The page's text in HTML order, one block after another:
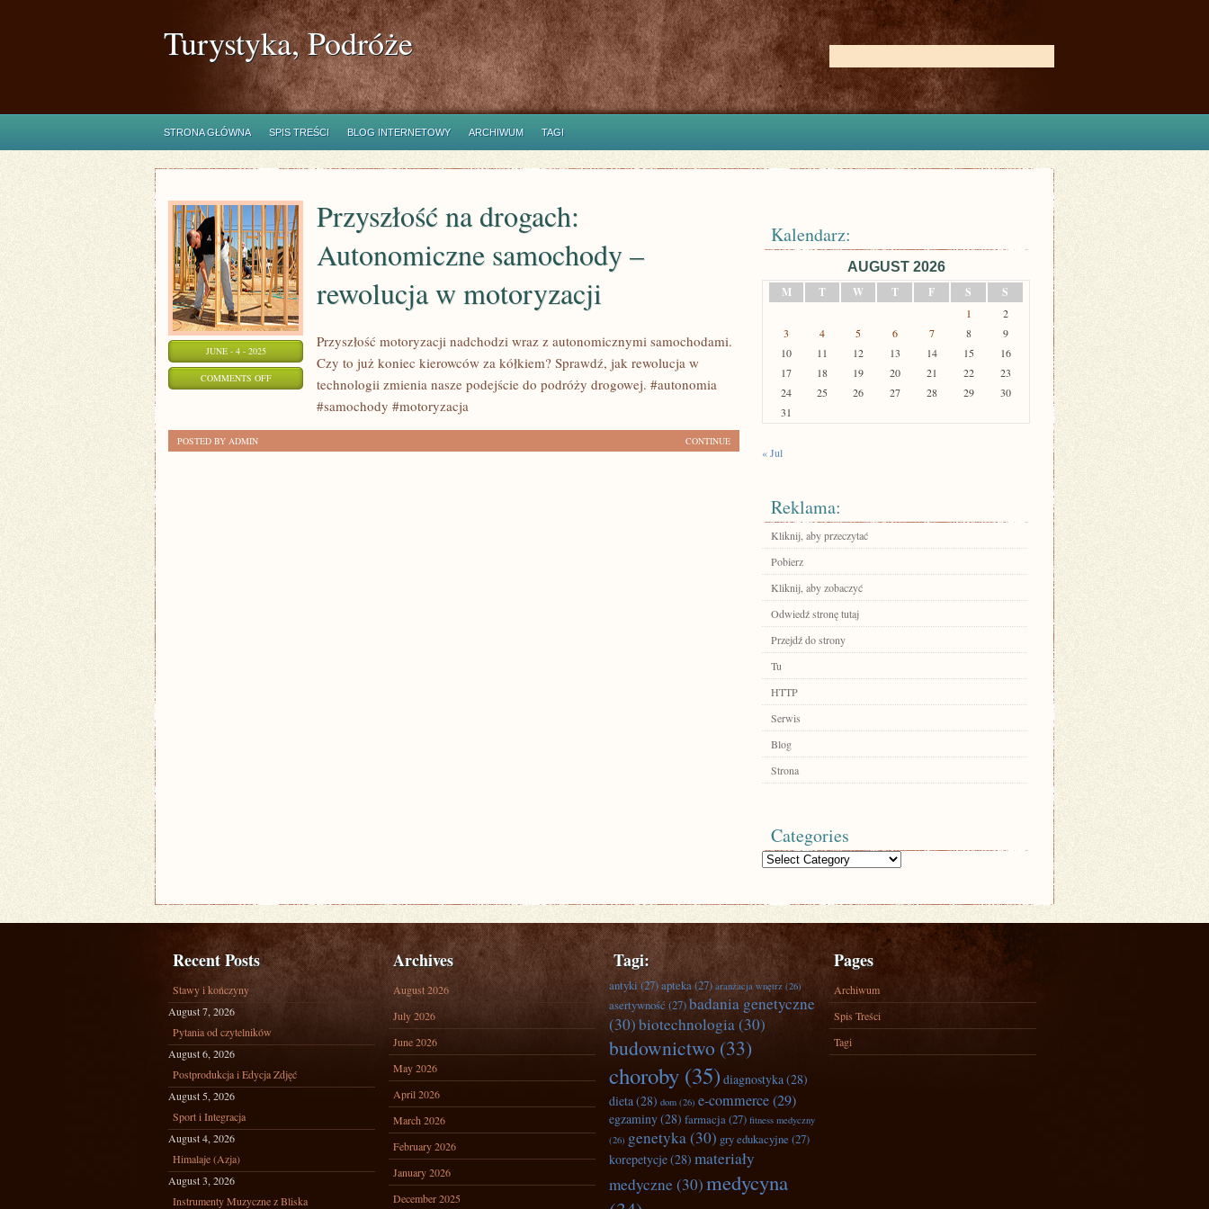
Turystyka, Podróże
STRONA GŁÓWNA SPIS TREŚCI BLOG INTERNETOWY ARCHIWUM TAGI
JUNE - 4 - 2025
COMMENTS OFFON
PRZYSZŁOŚĆ
Przyszłość na drogach:
Autonomiczne samochody –
rewolucja w motoryzacji
Przyszłość motoryzacji nadchodzi wraz z autonomicznymi samochodami.
Czy to już koniec kierowców za kółkiem? Sprawdź, jak rewolucja w
technologii zmienia nasze podejście do podróży drogowej. #autonomia
#samochody #motoryzacja
CONTINUE
POSTED BY ADMIN
Kalendarz:
AUGUST 2026
M
T W T F S S
1
2
3
4 5 6 7 8
9
10
11 12 13 14 15
16
17
18 19 20 21 22
23
24
25 26 27 28 29
30
31
« Jul
Reklama:
Kliknij, aby przeczytać
Pobierz
Kliknij, aby zobaczyć
Odwiedź stronę tutaj
Przejdź do strony
Tu
HTTP
Serwis
Blog
Strona
Categories
Categories
Recent Posts
Stawy i kończyny
August 7, 2026
Pytania od czytelników
August 6, 2026
Postprodukcja i Edycja Zdjęć
August 5, 2026
Sport i Integracja
August 4, 2026
Himalaje (Azja)
August 3, 2026
Instrumenty Muzyczne z Bliska
Archives
August 2026
July 2026
June 2026
May 2026
April 2026
March 2026
February 2026
January 2026
December 2025
Tagi:
antyki(27)apteka(27) aranżacja wnętrz (26)
asertywność (27)badania genetyczne
(30)biotechnologia(30)
budownictwo (33)
choroby (35) diagnostyka(28)
dieta(28) dom (26) e-commerce(29)
egzaminy(28) farmacja(27) fitness medyczny
(26) genetyka(30) gry edukacyjne (27)
korepetycje(28) materiały
medyczne (30)medycyna
Pages
Archiwum
Spis Treści
Tagi